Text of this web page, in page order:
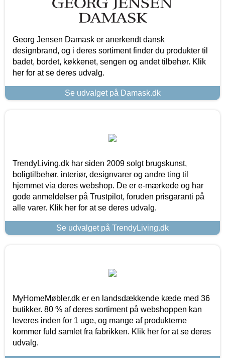
Georg Jensen Damask er anerkendt dansk
designbrand, og i deres sortiment finder du produkter til
badet, bordet, køkkenet, sengen og andet tilbehør. Klik
her for at se deres udvalg.
Se udvalget på Damask.dk
TrendyLiving.dk har siden 2009 solgt brugskunst,
boligtilbehør, interiør, designvarer og andre ting til
hjemmet via deres webshop. De er e-mærkede og har
gode anmeldelser på Trustpilot, foruden prisgaranti på
alle varer. Klik her for at se deres udvalg.
Se udvalget på TrendyLiving.dk
MyHomeMøbler.dk er en landsdækkende kæde med 36
butikker. 80 % af deres sortiment på webshoppen kan
leveres inden for 1 uge, og mange af produkterne
kommer fuld samlet fra fabrikken. Klik her for at se deres
udvalg.